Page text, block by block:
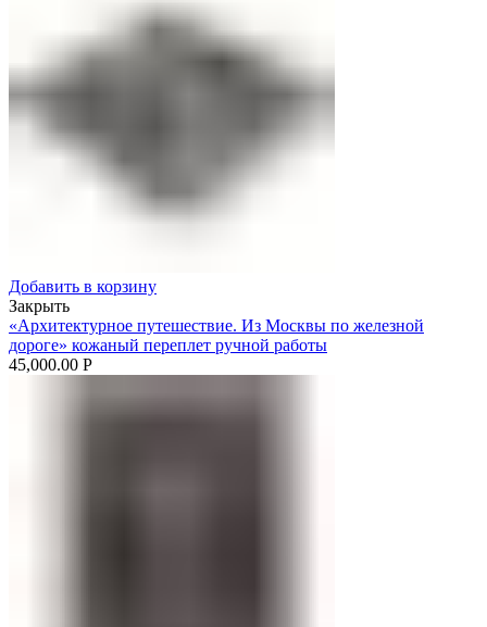
Добавить в корзину
Закрыть
«Архитектурное путешествие. Из Москвы по железной
дороге» кожаный переплет ручной работы
45,000.00 Р